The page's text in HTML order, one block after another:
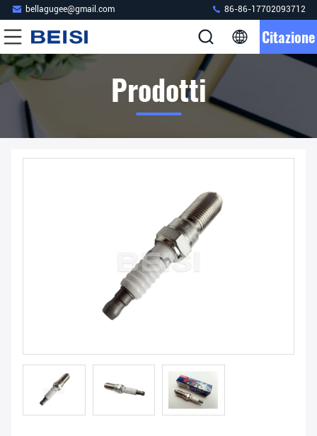
bellagugee@gmail.com 86-86-17702093712
Citazione
Prodotti